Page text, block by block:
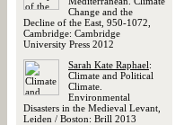
Change and the
Decline of the East, 950-1072,
Cambridge: Cambridge
University Press 2012
Sarah Kate Raphael:
Climate and Political
Climate.
Environmental
Disasters in the Medieval Levant,
Leiden / Boston: Brill 2013